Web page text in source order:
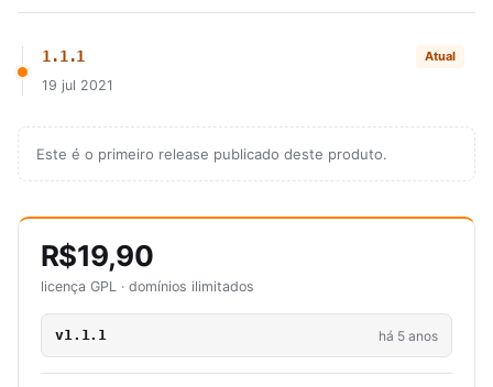
1.1.1 Atual
19 jul 2021
Este é o primeiro release publicado deste produto.
R$19,90
licença GPL · domínios ilimitados
v1.1.1 há 5 anos